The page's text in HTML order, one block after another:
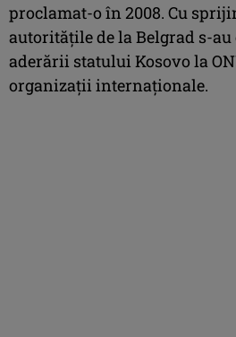
proclamat-o în 2008. Cu
autorităţile de la Belgrad s-au
aderării statului Kosovo la
organizaţii internaţionale.